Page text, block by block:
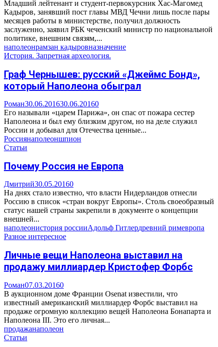
Младший лейтенант и студент-первокурсник Хас-Магомед
Кадыров, занявший пост главы МВД Чечни лишь после пары
месяцев работы в министерстве, получил должность
заслуженно, заявил РБК чеченский министр по национальной
политике, внешним связям,...
наполеонрамзан кадыровназначение
История. Запретная археология.
Граф Чернышев: русский «Джеймс Бонд»,
который Наполеона обыграл
Роман30.06.201630.06.20160
Его называли «царем Парижа», он спас от пожара сестер
Наполеона и был ему близким другом, но на деле служил
России и добывал для Отечества ценные...
Россиянаполеоншпион
Статьи
Почему Россия не Европа
Дмитрий30.05.20160
На днях стало известно, что власти Нидерландов отнесли
Россию в список «стран вокруг Европы». Столь своеобразный
статус нашей страны закрепили в документе о концепции
внешней...
наполеонистория россииАдольф Гитлердревний римевропа
Разное интересное
Личные вещи Наполеона выставил на
продажу миллиардер Кристофер Форбс
Роман07.03.20160
В аукционном доме Франции Osenat известили, что
известный американский миллиардер Форбс выставил на
продаже огромную коллекцию вещей Наполеона Бонапарта и
Наполеона ІІІ. Это его личная...
продажанаполеон
Статьи